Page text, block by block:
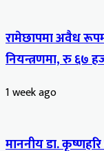
रामेछापमा अवैध
नियन्त्रणमा, रु ६७
1 week ago
माननीय डा.